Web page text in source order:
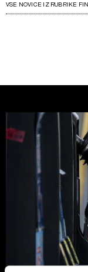
VSE NOVICE IZ RUBRIKE